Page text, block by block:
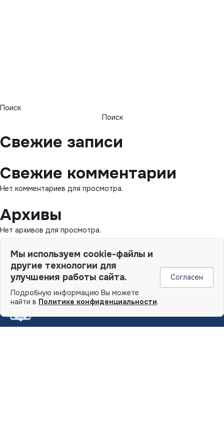
Поиск
Поиск
Свежие записи
Свежие комментарии
Нет комментариев для просмотра.
Архивы
Нет архивов для просмотра.
Рубрики
Рубрик нет
Мы используем cookie-файлы и
другие технологии для
улучшения работы сайта.
Подробную информацию Вы можете
найти в Политике конфиденциальности.
Согласен